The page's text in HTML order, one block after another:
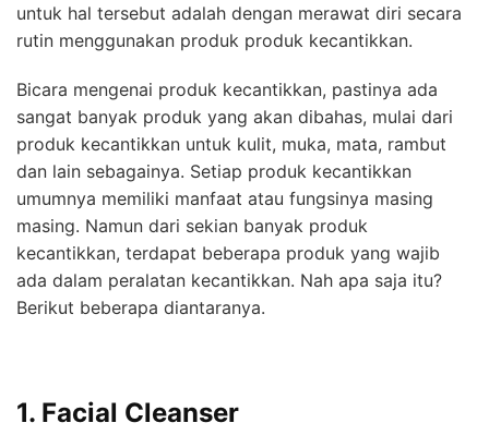
untuk hal tersebut adalah dengan merawat diri secara
rutin menggunakan produk produk kecantikkan.
Bicara mengenai produk kecantikkan, pastinya ada
sangat banyak produk yang akan dibahas, mulai dari
produk kecantikkan untuk kulit, muka, mata, rambut
dan lain sebagainya. Setiap produk kecantikkan
umumnya memiliki manfaat atau fungsinya masing
masing. Namun dari sekian banyak produk
kecantikkan, terdapat beberapa produk yang wajib
ada dalam peralatan kecantikkan. Nah apa saja itu?
Berikut beberapa diantaranya.
1. Facial Cleanser